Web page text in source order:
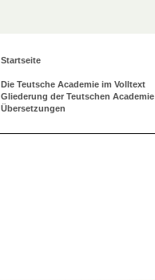
Startseite
Die Teutsche Academie im Volltext
Gliederung der Teutschen Academie
Übersetzungen